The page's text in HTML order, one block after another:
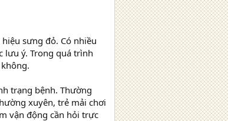
sưng đỏ. Có nhiều
lưu ý. Trong quá trình
trạng bệnh. Thường
xuyên, trẻ mải chơi
vận động cần hỏi trực